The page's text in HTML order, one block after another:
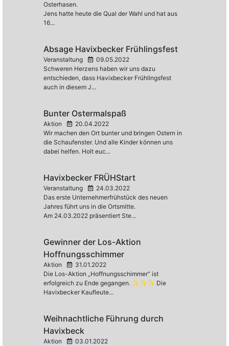
Osterhasen.
Jens hatte heute die Qual der Wahl und hat aus
16...
Absage Havixbecker Frühlingsfest
Veranstaltung
09.05.2022
Schweren Herzens haben wir uns dazu
entschieden, dass Havixbecker Frühlingsfest
auch in diesem J...
Bunter Ostermalspaß
Aktion
20.04.2022
Wir machen den Ort bunter und bringen Ostern in
die Schaufenster. Und alle Kinder können uns
dabei helfen. Holt euc...
Havixbecker FRÜHStart
Veranstaltung
24.03.2022
Das erste Unternehmerfrühstück des neuen
Jahres führt uns in die Ortsmitte.
Am 24.03.2022 präsentiert Ste...
Gewinner der Los-Aktion
Hoffnungsschimmer
Aktion
31.01.2022
Die Los-Aktion „Hoffnungsschimmer“ ist
erfolgreich zu Ende gegangen. ✨✨✨ Die
Havixbecker Kaufleute...
Weihnachtliche Führung durch
Havixbeck
Aktion
03.01.2022